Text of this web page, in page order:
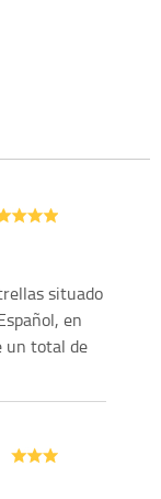
situado
en
un total de